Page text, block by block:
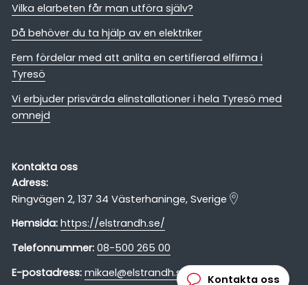
Vilka elarbeten får man utföra själv?
Då behöver du ta hjälp av en elektriker
Fem fördelar med att anlita en certifierad elfirma i
Tyresö
Vi erbjuder prisvärda elinstallationer i hela Tyresö med
omnejd
Kontakta oss
Adress:
Ringvägen 2, 137 34 Västerhaninge, Sverige
Hemsida: https://elstrandh.se/
Telefonnummer: 08-500 265 00
E-postadress: mikael@elstrandh.se Kontakta oss